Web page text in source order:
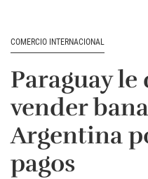
COMERCIO INTERNACIONAL
Paraguay le
vender
Argentina
pagos